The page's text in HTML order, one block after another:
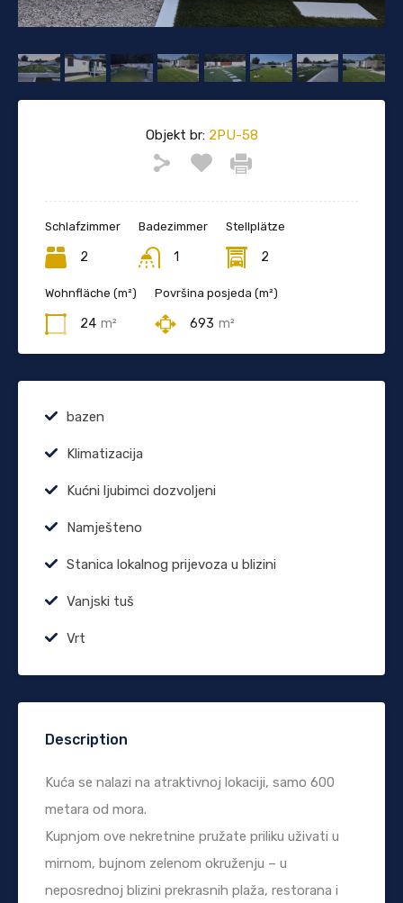
Objekt br:2PU-58
Schlafzimmer
2
Badezimmer
1
Stellplätze
2
Wohnfläche (m²)
24 m²
Površina posjeda (m²)
693 m²
bazen
Klimatizacija
Kućni ljubimci dozvoljeni
Namješteno
Stanica lokalnog prijevoza u blizini
Vanjski tuš
Vrt
Description
Kuća se nalazi na atraktivnoj lokaciji, samo 600
metara od mora.
Kupnjom ove nekretnine pružate priliku uživati ​​u
mirnom, bujnom zelenom okruženju – u
neposrednoj blizini prekrasnih plaža, restorana i